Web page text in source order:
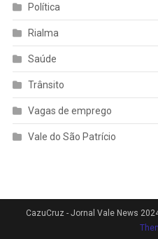
Política
Rialma
Saúde
Trânsito
Vagas de emprego
Vale do São Patrício
CazuCruz - Jornal Vale News